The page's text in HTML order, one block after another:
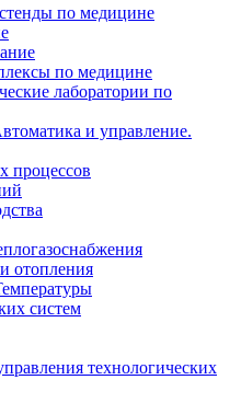
по медицине
по медицине
лаборатории по
и управление.
процессов
отопления
систем
технологических